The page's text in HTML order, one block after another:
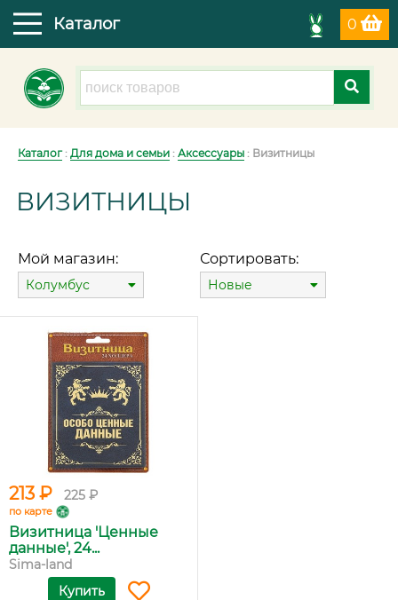
0
Каталог
Каталог: Для дома и семьи : Аксессуары : Визитницы
ВИЗИТНИЦЫ
Мой магазин:
Колумбус
Сортировать:
Новые
213 ₽ 225 ₽
по карте
Визитница 'Ценные
данные', 24...
Sima-land
Купить